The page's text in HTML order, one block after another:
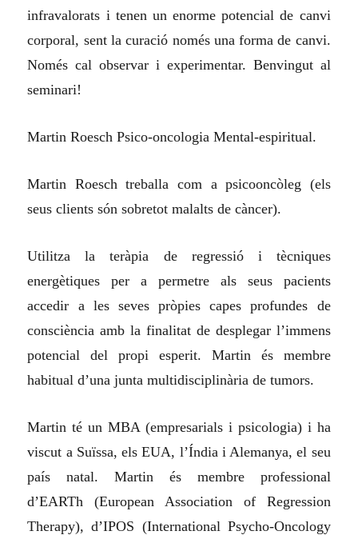
infravalorats i tenen un enorme potencial de canvi
corporal, sent la curació només una forma de canvi.
Només cal observar i experimentar. Benvingut al
seminari!
Martin Roesch Psico-oncologia Mental-espiritual.
Martin Roesch treballa com a psicooncòleg (els
seus clients són sobretot malalts de càncer).
Utilitza la teràpia de regressió i tècniques
energètiques per a permetre als seus pacients
accedir a les seves pròpies capes profundes de
consciència amb la finalitat de desplegar l’immens
potencial del propi esperit. Martin és membre
habitual d’una junta multidisciplinària de tumors.
Martin té un MBA (empresarials i psicologia) i ha
viscut a Suïssa, els EUA, l’Índia i Alemanya, el seu
país natal. Martin és membre professional
d’EARTh (European Association of Regression
Therapy), d’IPOS (International Psycho-Oncology